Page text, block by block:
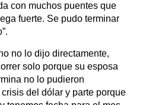
con muchos puentes que
fuerte. Se pudo terminar
no lo dijo directamente,
solo porque su esposa
no lo pudieron
del dólar y parte porque